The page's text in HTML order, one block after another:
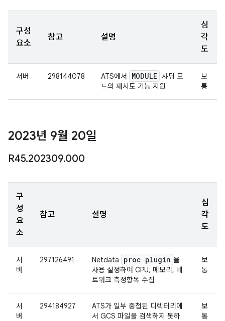
구성
요소
참고 설명
심
각
도
서버 298144078 ATS에서 MODULE 샤딩 모
드의 재시도 기능 지원
보
통
2023년 9월 20일
R45.202309.000
구
성
요
소
참고 설명
심
각
도
서
버
297126491 Netdata proc plugin 을
사용 설정하여 CPU, 메모리, 네
트워크 측정항목 수집
보
통
서
버
294184927
ATS가 일부 중첩된 디렉터리에
서 GCS 파일을 검색하지 못하
보
통